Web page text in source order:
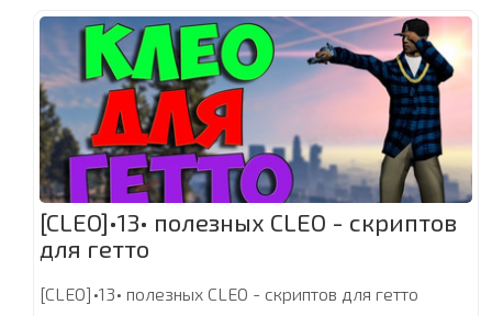
[CLEO]•13• полезных CLEO - скриптов
для гетто
[CLEO]•13• полезных CLEO - скриптов для гетто